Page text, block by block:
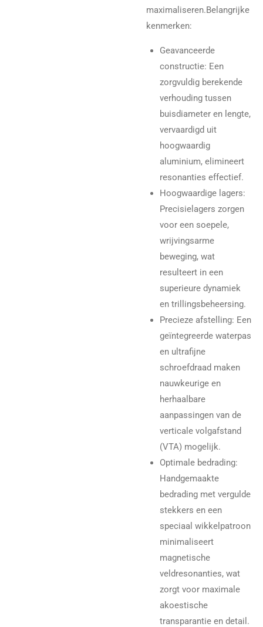
maximaliseren.Belangrijke
kenmerken:
Geavanceerde
constructie: Een
zorgvuldig berekende
verhouding tussen
buisdiameter en lengte,
vervaardigd uit
hoogwaardig
aluminium, elimineert
resonanties effectief.
Hoogwaardige lagers:
Precisielagers zorgen
voor een soepele,
wrijvingsarme
beweging, wat
resulteert in een
superieure dynamiek
en trillingsbeheersing.
Precieze afstelling: Een
geïntegreerde waterpas
en ultrafijne
schroefdraad maken
nauwkeurige en
herhaalbare
aanpassingen van de
verticale volgafstand
(VTA) mogelijk.
Optimale bedrading:
Handgemaakte
bedrading met vergulde
stekkers en een
speciaal wikkelpatroon
minimaliseert
magnetische
veldresonanties, wat
zorgt voor maximale
akoestische
transparantie en detail.